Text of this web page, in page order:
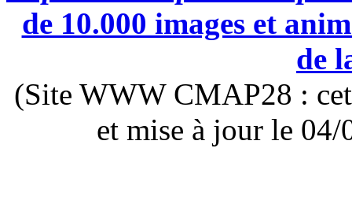
de 10.000 images et
de
(Site WWW CMAP28 :
et mise à jour le